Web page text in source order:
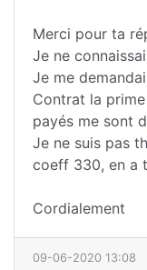
Merci pour ta
Je ne
Je me
Contrat la
payés me sont
Je ne suis pas
coeff 330, en a
Cordialement
09-06-2020 13:08